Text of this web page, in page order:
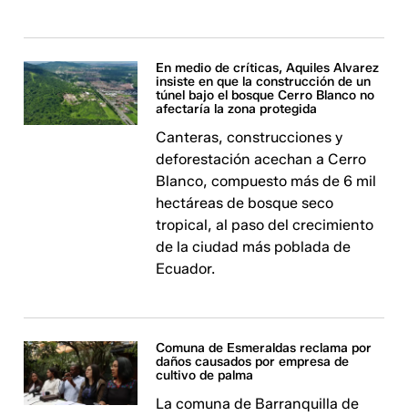
En medio de críticas, Aquiles Alvarez
insiste en que la construcción de un
túnel bajo el bosque Cerro Blanco no
afectaría la zona protegida
Canteras, construcciones y
deforestación acechan a Cerro
Blanco, compuesto más de 6 mil
hectáreas de bosque seco
tropical, al paso del crecimiento
de la ciudad más poblada de
Ecuador.
Comuna de Esmeraldas reclama por
daños causados por empresa de
cultivo de palma
La comuna de Barranquilla de